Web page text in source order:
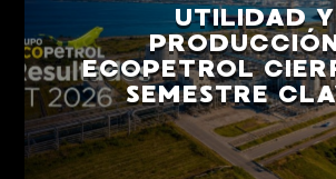
UTILIDAD Y
ECOPETROL
SEMESTRE